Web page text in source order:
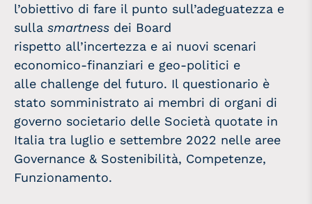
l’obiettivo di fare il punto sull’adeguatezza e
sulla smartness dei Board
rispetto all’incertezza e ai nuovi scenari
economico-finanziari e geo-politici e
alle challenge del futuro. Il questionario è
stato somministrato ai membri di organi di
governo societario delle Società quotate in
Italia tra luglio e settembre 2022 nelle aree
Governance & Sostenibilità, Competenze,
Funzionamento.